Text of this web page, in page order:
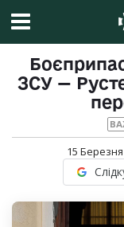
ЗСУ —
15 Березня